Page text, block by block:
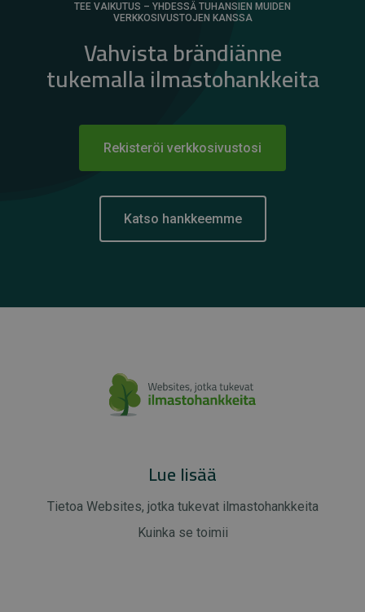
TEE VAIKUTUS – YHDESSÄ TUHANSIEN MUIDEN
VERKKOSIVUSTOJEN KANSSA
Vahvista brändiänne
tukemalla ilmastohankkeita
Rekisteröi verkkosivustosi
Katso hankkeemme
Lue lisää
Tietoa Websites, jotka tukevat ilmastohankkeita
Kuinka se toimii